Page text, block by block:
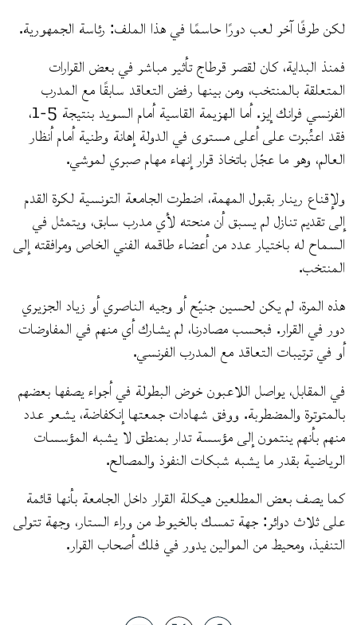
لكن طرفًا آخر لعب دورًا حاسمًا في هذا الملف: رئاسة الجمهورية.
فمنذ البداية، كان لقصر قرطاج تأثير مباشر في بعض القرارات
المتعلقة بالمنتخب، ومن بينها رفض التعاقد سابقًا مع المدرب
الفرنسي فرانك إيز. أما الهزيمة القاسية أمام السويد بنتيجة 5-1،
فقد اعتُبرت على أعلى مستوى في الدولة إهانة وطنية أمام أنظار
العالم، وهو ما عجّل باتخاذ قرار إنهاء مهام صبري لموشي.
ولإقناع رينار بقبول المهمة، اضطرت الجامعة التونسية لكرة القدم
إلى تقديم تنازل لم يسبق أن منحته لأي مدرب سابق، ويتمثل في
السماح له باختيار عدد من أعضاء طاقمه الفني الخاص ومرافقته إلى
المنتخب.
هذه المرة، لم يكن لحسين جنيّح أو وجيه الناصري أو زياد الجزيري
دور في القرار. فبحسب مصادرنا، لم يشارك أي منهم في المفاوضات
أو في ترتيبات التعاقد مع المدرب الفرنسي.
في المقابل، يواصل اللاعبون خوض البطولة في أجواء يصفها بعضهم
بالمتوترة والمضطربة. ووفق شهادات جمعتها إنكفاضة، يشعر عدد
منهم بأنهم ينتمون إلى مؤسسة تدار بمنطق لا يشبه المؤسسات
الرياضية بقدر ما يشبه شبكات النفوذ والمصالح.
كما يصف بعض المطلعين هيكلة القرار داخل الجامعة بأنها قائمة
على ثلاث دوائر: جهة تمسك بالخيوط من وراء الستار، وجهة تتولى
التنفيذ، ومحيط من الموالين يدور في فلك أصحاب القرار.